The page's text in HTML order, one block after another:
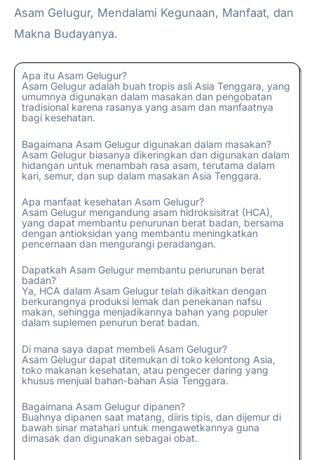
Asam Gelugur, Mendalami Kegunaan, Manfaat, dan
Makna Budayanya.
Apa itu Asam Gelugur?
Asam Gelugur adalah buah tropis asli Asia Tenggara, yang
umumnya digunakan dalam masakan dan pengobatan
tradisional karena rasanya yang asam dan manfaatnya
bagi kesehatan.
Bagaimana Asam Gelugur digunakan dalam masakan?
Asam Gelugur biasanya dikeringkan dan digunakan dalam
hidangan untuk menambah rasa asam, terutama dalam
kari, semur, dan sup dalam masakan Asia Tenggara.
Apa manfaat kesehatan Asam Gelugur?
Asam Gelugur mengandung asam hidroksisitrat (HCA),
yang dapat membantu penurunan berat badan, bersama
dengan antioksidan yang membantu meningkatkan
pencernaan dan mengurangi peradangan.
Dapatkah Asam Gelugur membantu penurunan berat
badan?
Ya, HCA dalam Asam Gelugur telah dikaitkan dengan
berkurangnya produksi lemak dan penekanan nafsu
makan, sehingga menjadikannya bahan yang populer
dalam suplemen penurun berat badan.
Di mana saya dapat membeli Asam Gelugur?
Asam Gelugur dapat ditemukan di toko kelontong Asia,
toko makanan kesehatan, atau pengecer daring yang
khusus menjual bahan-bahan Asia Tenggara.
Bagaimana Asam Gelugur dipanen?
Buahnya dipanen saat matang, diiris tipis, dan dijemur di
bawah sinar matahari untuk mengawetkannya guna
dimasak dan digunakan sebagai obat.